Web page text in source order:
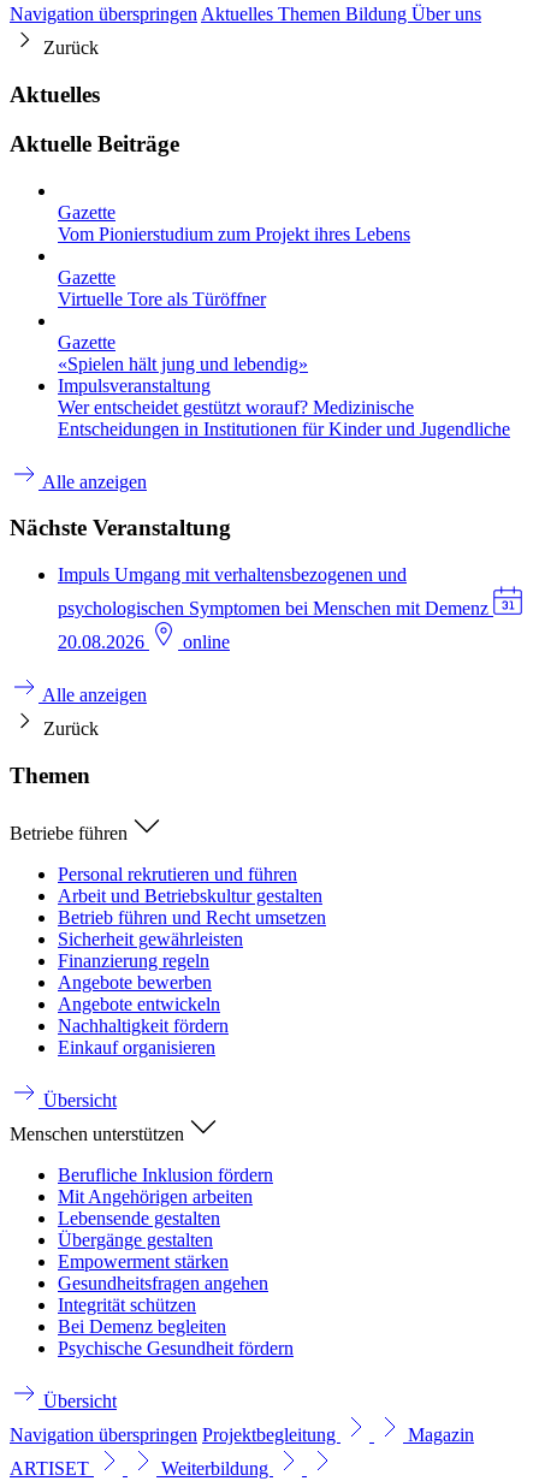
Navigation überspringen Aktuelles Themen Bildung Über uns
Zurück
Aktuelles
Aktuelle Beiträge
Gazette
Vom Pionierstudium zum Projekt ihres Lebens
Gazette
Virtuelle Tore als Türöffner
Gazette
«Spielen hält jung und lebendig»
Impulsveranstaltung
Wer entscheidet gestützt worauf? Medizinische
Entscheidungen in Institutionen für Kinder und Jugendliche
Alle anzeigen
Nächste Veranstaltung
Impuls Umgang mit verhaltensbezogenen und
psychologischen Symptomen bei Menschen mit Demenz
20.08.2026
online
Alle anzeigen
Zurück
Themen
Betriebe führen
Personal rekrutieren und führen
Arbeit und Betriebskultur gestalten
Betrieb führen und Recht umsetzen
Sicherheit gewährleisten
Finanzierung regeln
Angebote bewerben
Angebote entwickeln
Nachhaltigkeit fördern
Einkauf organisieren
Übersicht
Menschen unterstützen
Berufliche Inklusion fördern
Mit Angehörigen arbeiten
Lebensende gestalten
Übergänge gestalten
Empowerment stärken
Gesundheitsfragen angehen
Integrität schützen
Bei Demenz begleiten
Psychische Gesundheit fördern
Übersicht
Navigation überspringen Projektbegleitung
Magazin
ARTISET
Weiterbildung